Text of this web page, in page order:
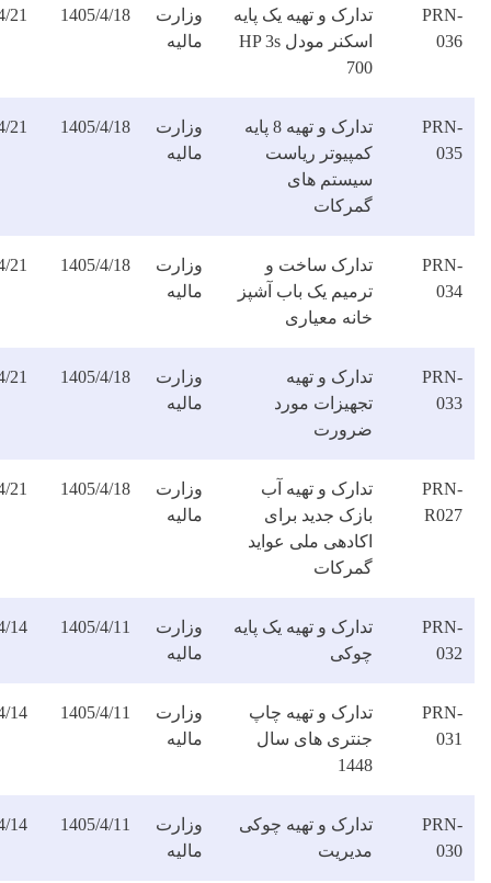
و تهیه یک پایه
اسکنر مودل HP 3s
وزارت
مالیه
1405/4/18
1405/4/21
دانلود
تدارک و تهیه 8 پایه
ریاست
وزارت
مالیه
1405/4/18
1405/4/21
دانلود
ساخت و
یک باب آشپز
وزارت
مالیه
1405/4/18
1405/4/21
دانلود
و تهیه
مورد
وزارت
مالیه
1405/4/18
1405/4/21
دانلود
و تهیه آب
جدید برای
وزارت
مالیه
1405/4/18
1405/4/21
دانلود
و تهیه یک پایه
وزارت
1405/4/11
1405/4/14
دانلود
و تهیه چاپ
های سال
وزارت
مالیه
1405/4/11
1405/4/14
دانلود
و تهیه چوکی
وزارت
مالیه
1405/4/11
1405/4/14
دانلود